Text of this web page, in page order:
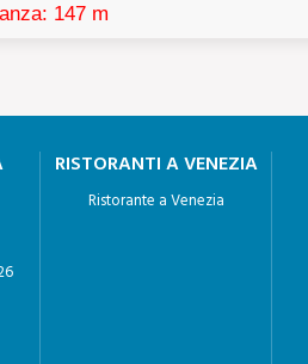
147 m
RISTORANTI A VENEZIA
Ristorante a Venezia